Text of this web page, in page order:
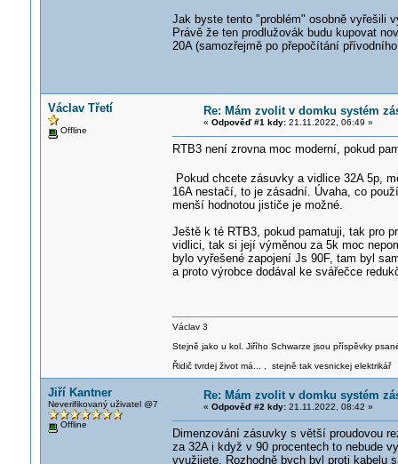
Jak byste tento "problém" osobně vyřešili
Právě že ten prodlužovák budu kupovat
20A (samozřejmě po přepočítání
Václav Třetí
Offline
Re: Mám zvolit v domku systém
« Odpověď #1 kdy:21.11.2022, 06:49 »
RTB3 není zrovna moc moderní, pokud
Pokud chcete zásuvky a vidlice 32A 5p,
16A nestačí, to je zásadní. Úvaha, co
menší hodnotou jističe je možné.
Ještě k té RTB3, pokud pamatuji, tak pro
vidlici, tak si její výměnou za 5k moc
bylo vyřešené zapojení Js 90F, tam byl
a proto výrobce dodával ke svářečce
Václav 3
Stejně jako u kol. Jiřího Schwarze jsou příspěvky
Řidič tvrdej život má... , stejně tak vesnickej elektrikář
Jiří Kantner
Neverifikovaný uživatel @7
Offline
Re: Mám zvolit v domku systém
« Odpověď #2 kdy:21.11.2022, 08:42 »
Dimenzování zásuvky s větší proudovou
za 32A i když v 90 procentech to nebude
využijete. Rozhodně bych byl proti kabelu